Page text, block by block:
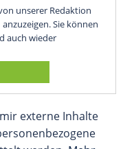
unserer Redaktion
Sie können
auch wieder
externe Inhalte